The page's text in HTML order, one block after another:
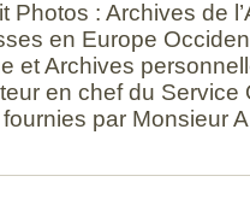
Photos : Archives de
en Europe
et Archives
en chef du Service
par Monsieur